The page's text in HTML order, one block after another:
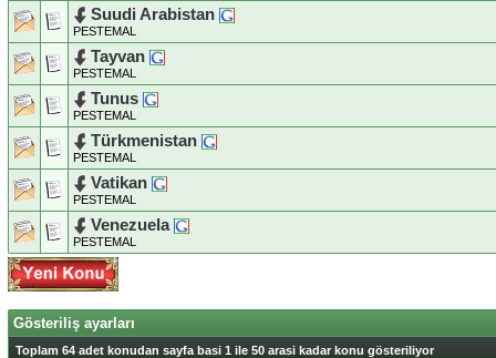
Suudi Arabistan
PESTEMAL
Tayvan
PESTEMAL
Tunus
PESTEMAL
Türkmenistan
PESTEMAL
Vatikan
PESTEMAL
Venezuela
PESTEMAL
Gösteriliş ayarları
Toplam 64 adet konudan sayfa basi 1 ile 50 arasi kadar konu gösteriliyor